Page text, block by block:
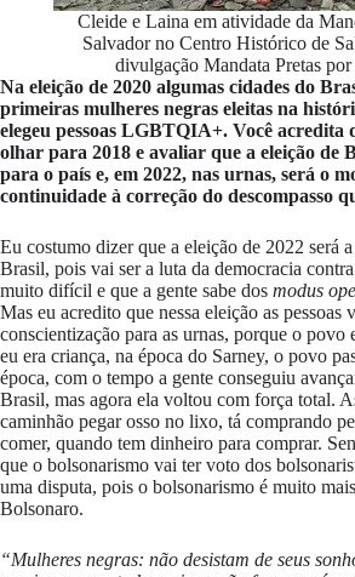
Cleide e Laina em atividade da
Salvador no Centro Histórico de
divulgação Mandata Pretas por
Na eleição de 2020 algumas cidades do
primeiras mulheres negras eleitas na
elegeu pessoas LGBTQIA+. Você acredita
olhar para 2018 e avaliar que a eleição de
para o país e, em 2022, nas urnas, será o
continuidade à correção do descompasso
Eu costumo dizer que a eleição de 2022 será
Brasil, pois vai ser a luta da democracia
muito difícil e que a gente sabe dos modus
Mas eu acredito que nessa eleição as
conscientização para as urnas, porque o povo
eu era criança, na época do Sarney, o povo
época, com o tempo a gente conseguiu
Brasil, mas agora ela voltou com força total.
caminhão pegar osso no lixo, tá comprando
comer, quando tem dinheiro para comprar.
que o bolsonarismo vai ter voto dos
uma disputa, pois o bolsonarismo é muito
Bolsonaro.
“Mulheres negras: não desistam de seus